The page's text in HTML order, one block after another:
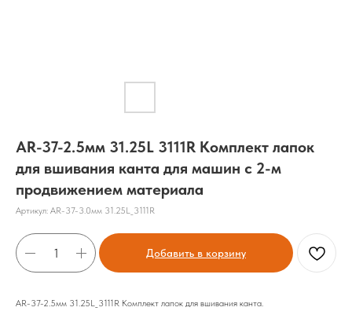
AR-37-2.5мм 31.25L 3111R Комплект лапок
для вшивания канта для машин с 2-м
продвижением материала
Артикул: AR-37-3.0мм 31.25L_3111R
Добавить в корзину
AR-37-2.5мм 31.25L_3111R Комплект лапок для вшивания канта.